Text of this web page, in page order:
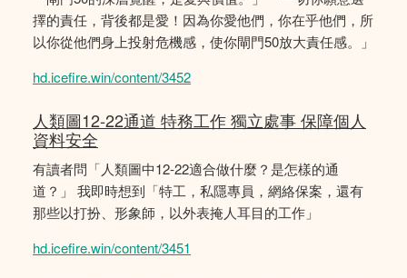
擇的責任，背後都是愛！因為你愛他們，你在乎他們，所
以你從他們身上投射危機感，使你閘門50放大責任感。」
hd.icefire.win/content/3452
人類圖12-22通道 特務工作 獨立處事 保障個人
資料安全
有讀者問「人類圖中12-22適合做什麼？是怎樣的通
道？」 我即時想到「特工，私隱專員，網絡保案，還有
那些以打扮、形象師，以外表掩人耳目的工作」
hd.icefire.win/content/3451